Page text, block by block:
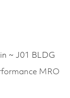
~ J01 BLDG
MRO